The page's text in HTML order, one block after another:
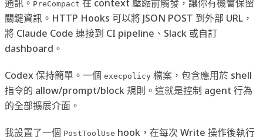
通訊。 PreCompact 在 context 壓縮前觸發，讓你有機會保留
關鍵資訊。HTTP Hooks 可以將 JSON POST 到外部 URL，
將 Claude Code 連接到 CI pipeline、Slack 或自訂
dashboard。
Codex 保持簡單。一個 execpolicy 檔案，包含應用於 shell
指令的 allow/prompt/block 規則。這就是控制 agent 行為
的全部擴展介面。
我設置了一個 PostToolUse hook，在每次 Write 操作後執行